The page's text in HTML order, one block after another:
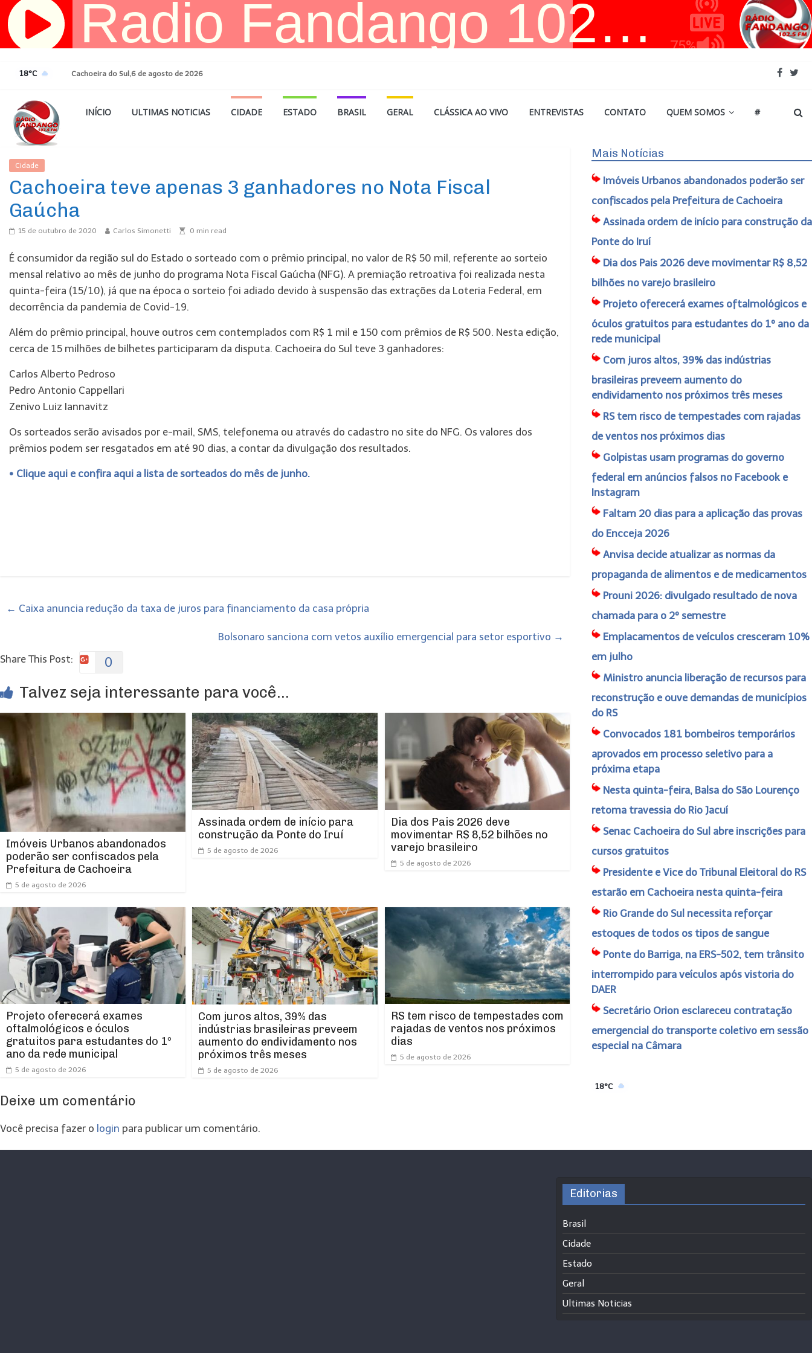
Pular
para
18°C Cachoeira do Sul,6 de agosto de 2026
INÍCIO ULTIMAS NOTICIAS CIDADE ESTADO BRASIL GERAL CLÁSSICA AO VIVO ENTREVISTAS CONTATO QUEM SOMOS #
Cidade
Cachoeira teve apenas 3 ganhadores no Nota Fiscal
Gaúcha
15 de outubro de 2020 Carlos Simonetti 0 min read
É consumidor da região sul do Estado o sorteado com o prêmio principal, no valor de R$ 50 mil, referente ao sorteio
mensal relativo ao mês de junho do programa Nota Fiscal Gaúcha (NFG). A premiação retroativa foi realizada nesta
quinta-feira (15/10), já que na época o sorteio foi adiado devido à suspensão das extrações da Loteria Federal, em
decorrência da pandemia de Covid-19.
Além do prêmio principal, houve outros cem contemplados com R$ 1 mil e 150 com prêmios de R$ 500. Nesta edição,
cerca de 15 milhões de bilhetes participaram da disputa. Cachoeira do Sul teve 3 ganhadores:
Carlos Alberto Pedroso
Pedro Antonio Cappellari
Zenivo Luiz Iannavitz
Os sorteados serão avisados por e-mail, SMS, telefonema ou através do cadastro no site do NFG. Os valores dos
prêmios podem ser resgatados em até 90 dias, a contar da divulgação dos resultados.
• Clique aqui e confira aqui a lista de sorteados do mês de junho.
← Caixa anuncia redução da taxa de juros para financiamento da casa própria
Bolsonaro sanciona com vetos auxílio emergencial para setor esportivo →
Share This Post:
0
Talvez seja interessante para você...
Imóveis Urbanos abandonados
poderão ser confiscados pela
Prefeitura de Cachoeira
5 de agosto de 2026
Assinada ordem de início para
construção da Ponte do Iruí
5 de agosto de 2026
Dia dos Pais 2026 deve
movimentar R$ 8,52 bilhões no
varejo brasileiro
5 de agosto de 2026
Projeto oferecerá exames
oftalmológicos e óculos
gratuitos para estudantes do 1º
ano da rede municipal
5 de agosto de 2026
Com juros altos, 39% das
indústrias brasileiras preveem
aumento do endividamento nos
próximos três meses
5 de agosto de 2026
RS tem risco de tempestades com
rajadas de ventos nos próximos
dias
5 de agosto de 2026
Deixe um comentário
Você precisa fazer o login para publicar um comentário.
Mais Notícias
Imóveis Urbanos abandonados poderão ser
confiscados pela Prefeitura de Cachoeira
Assinada ordem de início para construção da
Ponte do Iruí
Dia dos Pais 2026 deve movimentar R$ 8,52
bilhões no varejo brasileiro
Projeto oferecerá exames oftalmológicos e
óculos gratuitos para estudantes do 1º ano da
rede municipal
Com juros altos, 39% das indústrias
brasileiras preveem aumento do
endividamento nos próximos três meses
RS tem risco de tempestades com rajadas
de ventos nos próximos dias
Golpistas usam programas do governo
federal em anúncios falsos no Facebook e
Instagram
Faltam 20 dias para a aplicação das provas
do Encceja 2026
Anvisa decide atualizar as normas da
propaganda de alimentos e de medicamentos
Prouni 2026: divulgado resultado de nova
chamada para o 2º semestre
Emplacamentos de veículos cresceram 10%
em julho
Ministro anuncia liberação de recursos para
reconstrução e ouve demandas de municípios
do RS
Convocados 181 bombeiros temporários
aprovados em processo seletivo para a
próxima etapa
Nesta quinta-feira, Balsa do São Lourenço
retoma travessia do Rio Jacuí
Senac Cachoeira do Sul abre inscrições para
cursos gratuitos
Presidente e Vice do Tribunal Eleitoral do RS
estarão em Cachoeira nesta quinta-feira
Rio Grande do Sul necessita reforçar
estoques de todos os tipos de sangue
Ponte do Barriga, na ERS-502, tem trânsito
interrompido para veículos após vistoria do
DAER
Secretário Orion esclareceu contratação
emergencial do transporte coletivo em sessão
especial na Câmara
18°C
Editorias
Brasil
Cidade
Estado
Geral
Ultimas Noticias